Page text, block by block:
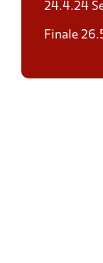
24.4.24
Finale